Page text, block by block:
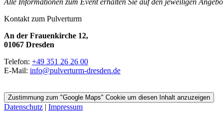
Alle Informationen zum Event erhalten Sie auf den jeweiligen
Kontaktzum Pulverturm
An der Frauenkirche 12,
01067 Dresden
Telefon: +49 351 26 26 00
E-Mail: info@pulverturm-dresden.de
Zustimmung zum "Google Maps" Cookie um diesen Inhalt anzuzeigen
Datenschutz | Impressum